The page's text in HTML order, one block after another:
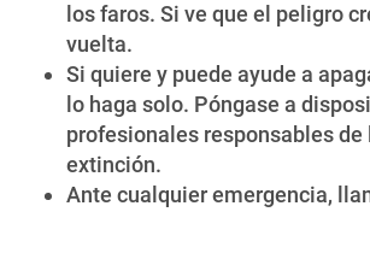
los faros. Si ve que el peligro
vuelta.
Si quiere y puede ayude a
lo haga solo. Póngase a
profesionales responsables de
extinción.
Ante cualquier emergencia,